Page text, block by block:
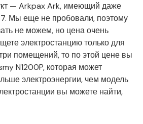
— Arkpax Ark, имеющий даже
Мы еще не пробовали, поэтому
не можем, но цена очень
электростанцию только для
помещений, то по этой цене вы
N1200P, которая может
электроэнергии, чем модель
вы можете найти,